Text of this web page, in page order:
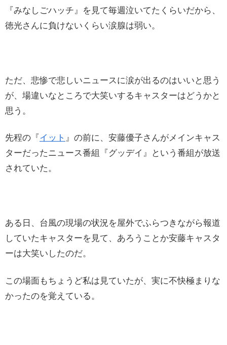
『みなしごハッチ』を見て毎週泣いてたくらいだから、
徳光さんに負けないくらい涙腺は弱い。
ただ、悲惨で悲しいニュースに涙が出るのはいいと思う
が、場違いなところで大笑いするキャスターはどうかと
思う。
先程の『 イット 』の前に、安藤優子さんがメインキャス
ターだったニュース番組『グッデイ』という番組が放送
されていた。
ある日、台風の現場の状況を屋外でふらつきながら報道
していたキャスターを見て、あろうことか安藤キャスタ
ーは大笑いしたのだ。
この場面もちょうど私は見ていたが、実に不快極まりな
かったのを覚えている。